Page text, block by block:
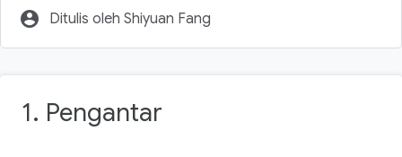
2. Menjalankan pengujian dengan gcloud CLI
account_circle Ditulis oleh Shiyuan Fang
1. Pengantar